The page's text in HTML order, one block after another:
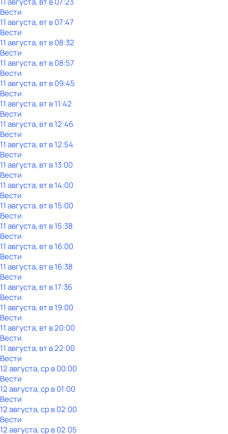
Вести
11 августа, вт в 07:47
Вести
11 августа, вт в 08:32
Вести
11 августа, вт в 08:57
Вести
11 августа, вт в 09:45
Вести
11 августа, вт в 11:42
Вести
11 августа, вт в 12:46
Вести
11 августа, вт в 12:54
Вести
11 августа, вт в 13:00
Вести
11 августа, вт в 14:00
Вести
11 августа, вт в 15:00
Вести
11 августа, вт в 15:38
Вести
11 августа, вт в 16:00
Вести
11 августа, вт в 16:38
Вести
11 августа, вт в 17:36
Вести
11 августа, вт в 19:00
Вести
11 августа, вт в 20:00
Вести
11 августа, вт в 22:00
Вести
12 августа, ср в 00:00
Вести
12 августа, ср в 01:00
Вести
12 августа, ср в 02:00
Вести
12 августа, ср в 02:05